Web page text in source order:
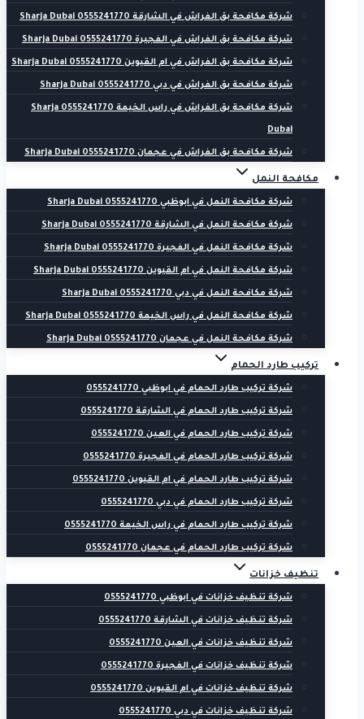
شركة مكافحة بق الفراش في الشارقة 0555241770 Sharja Dubai
شركة مكافحة بق الفراش في الفجيرة 0555241770 Sharja Dubai
شركة مكافحة بق الفراش في ام القيوين 0555241770 Sharja Dubai
شركة مكافحة بق الفراش في دبي 0555241770 Sharja Dubai
شركة مكافحة بق الفراش في راس الخيمة 0555241770 Sharja
Dubai
شركة مكافحة بق الفراش في عجمان 0555241770 Sharja Dubai
مكافحة النمل
شركة مكافحة النمل في ابوظبي 0555241770 Sharja Dubai
شركة مكافحة النمل في الشارقة 0555241770 Sharja Dubai
شركة مكافحة النمل في الفجيرة 0555241770 Sharja Dubai
شركة مكافحة النمل في ام القيوين 0555241770 Sharja Dubai
شركة مكافحة النمل في دبي 0555241770 Sharja Dubai
شركة مكافحة النمل في راس الخيمة 0555241770 Sharja Dubai
شركة مكافحة النمل في عجمان 0555241770 Sharja Dubai
تركيب طارد الحمام
شركة تركيب طارد الحمام في ابوظبي 0555241770
شركة تركيب طارد الحمام في الشارقة 0555241770
شركة تركيب طارد الحمام في العين 0555241770
شركة تركيب طارد الحمام في الفجيرة 0555241770
شركة تركيب طارد الحمام في ام القيوين 0555241770
شركة تركيب طارد الحمام في دبي 0555241770
شركة تركيب طارد الحمام في راس الخيمة 0555241770
شركة تركيب طارد الحمام في عجمان 0555241770
تنظيف خزانات
شركة تنظيف خزانات في ابوظبي 0555241770
شركة تنظيف خزانات في الشارقة 0555241770
شركة تنظيف خزانات في العين 0555241770
شركة تنظيف خزانات في الفجيرة 0555241770
شركة تنظيف خزانات في ام القيوين 0555241770
شركة تنظيف خزانات في دبي 0555241770